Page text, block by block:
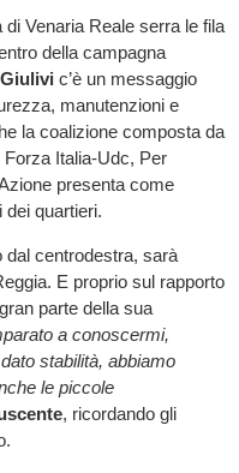
Venaria Reale serra le fila
della campagna
c’è un messaggio
manutenzioni e
la coalizione composta da
Forza Italia-Udc, Per
presenta come
dei quartieri.
dal centrodestra, sarà
E proprio sul rapporto
parte della sua
a conoscermi,
stabilità, abbiamo
le piccole
, ricordando gli